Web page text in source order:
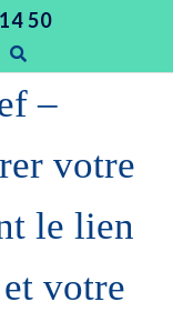
50
–
votre
le lien
votre